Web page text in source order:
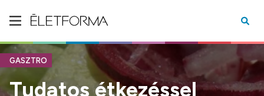
GASZTRO
Tudatos étkezéssel